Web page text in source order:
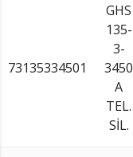
73135334501
GHS
135-
3-
3450
A
TEL.
SİL.